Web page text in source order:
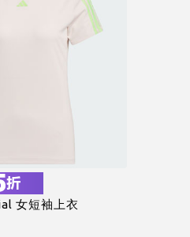
女短袖上衣